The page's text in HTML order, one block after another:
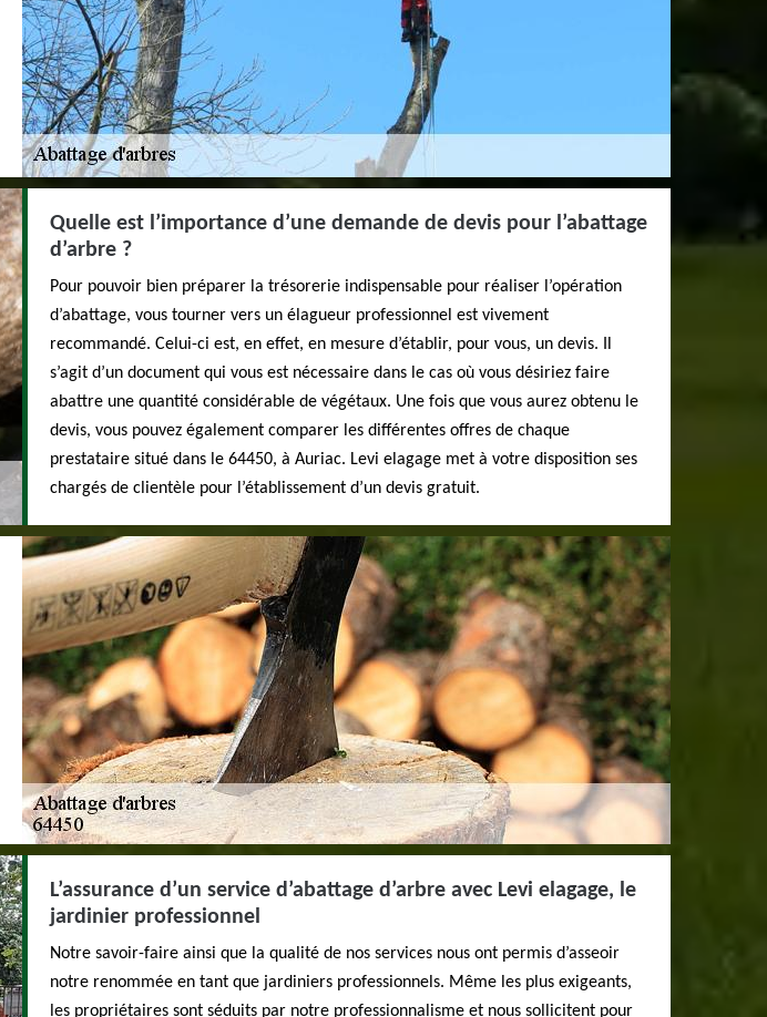
Quelle est l’importance d’une demande de devis pour l’abattage
d’arbre ?
Pour pouvoir bien préparer la trésorerie indispensable pour réaliser l’opération
d’abattage, vous tourner vers un élagueur professionnel est vivement
recommandé. Celui-ci est, en effet, en mesure d’établir, pour vous, un devis. Il
s’agit d’un document qui vous est nécessaire dans le cas où vous désiriez faire
abattre une quantité considérable de végétaux. Une fois que vous aurez obtenu le
devis, vous pouvez également comparer les différentes offres de chaque
prestataire situé dans le 64450, à Auriac. Levi elagage met à votre disposition ses
chargés de clientèle pour l’établissement d’un devis gratuit.
L’assurance d’un service d’abattage d’arbre avec Levi elagage, le
jardinier professionnel
Notre savoir-faire ainsi que la qualité de nos services nous ont permis d’asseoir
notre renommée en tant que jardiniers professionnels. Même les plus exigeants,
les propriétaires sont séduits par notre professionnalisme et nous sollicitent pour